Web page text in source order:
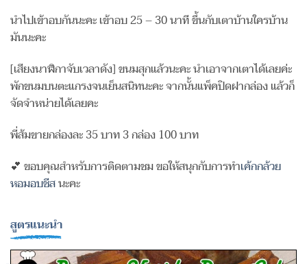
นำไปเข้าอบกันนะคะ เข้าอบ 25 – 30 นาที ขึ้นกับเตาบ้านใครบ้าน
มันนะคะ
[เสียงนาฬิกาจับเวลาดัง] ขนมสุกแล้วนะคะ นำเอาจากเตาได้เลยค่ะ
พักขนมบนตะแกรงจนเย็นสนิทนะคะ จากนั้นแพ็คปิดฝากล่อง แล้วก็
จัดจำหน่ายได้เลยคะ
พี่ส้มขายกล่องละ 35 บาท 3 กล่อง 100 บาท
💕 ขอบคุณสำหรับการติดตามชม ขอให้สนุกกับการทำเค้กกล้วย
หอมอบชีสนะคะ
สูตรแนะนำ